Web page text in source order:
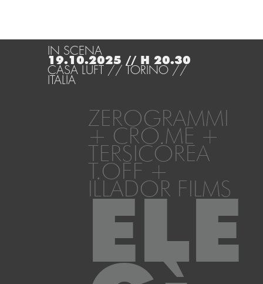
IN SCENA
19.10.2025 // H 20.30
CASA LUFT // TORINO //
ITALIA
ZEROGRAMMI
+ CRO.ME +
TERSICOREA
T.OFF +
ILLADOR FILMS
ELE